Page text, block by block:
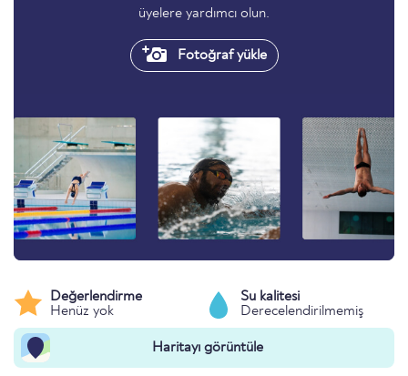
üyelere yardımcı olun.
Fotoğraf yükle
Değerlendirme
Henüz yok
Su kalitesi
Derecelendirilmemiş
Haritayı görüntüle